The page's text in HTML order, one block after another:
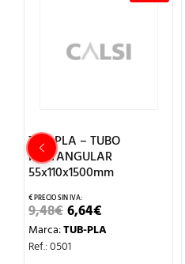
TUB-PLA – TUBO
RECTANGULAR
55x110x1500mm
9,48€EL
PRECIO
ORIGINAL
ERA:
6,64€PRECIO
ACTUAL
Marca:TUB-PLA
Ref.: 0501